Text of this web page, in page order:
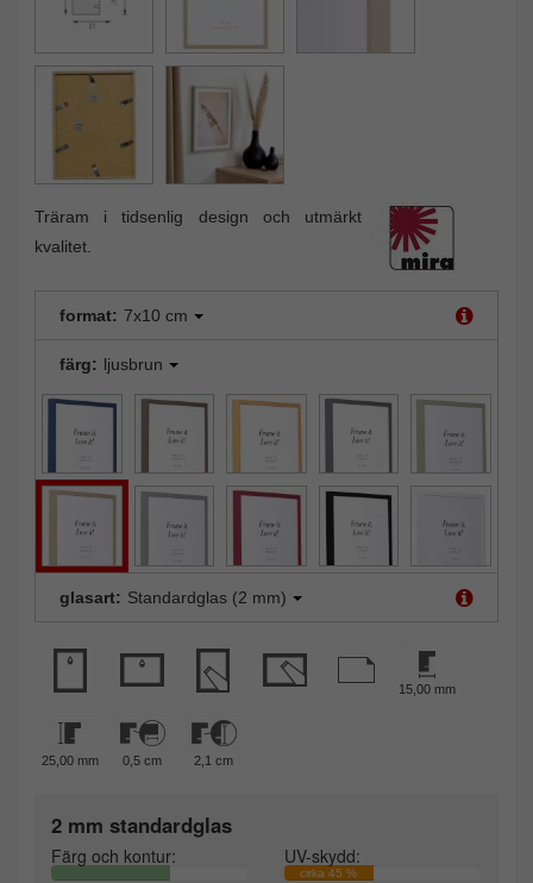
Träram i tidsenlig design och utmärkt
kvalitet.
format: 7x10 cm
färg: ljusbrun
glasart: Standardglas (2 mm)
15,00 mm
25,00 mm 0,5 cm 2,1 cm
2 mm standardglas
Färg och kontur: UV-skydd:
cirka 45 %